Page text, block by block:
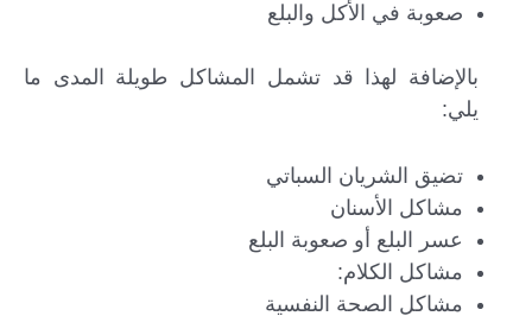
صعوبة في الأكل والبلع
بالإضافة لهذا قد تشمل المشاكل طويلة المدى ما
يلي:
تضيق الشريان السباتي
مشاكل الأسنان
عسر البلع أو صعوبة البلع
مشاكل الكلام:
مشاكل الصحة النفسية